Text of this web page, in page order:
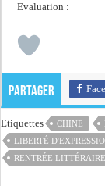
Evaluation :
Partager
Etiquettes CHINE
LIBERTÉ
RENTRÉE